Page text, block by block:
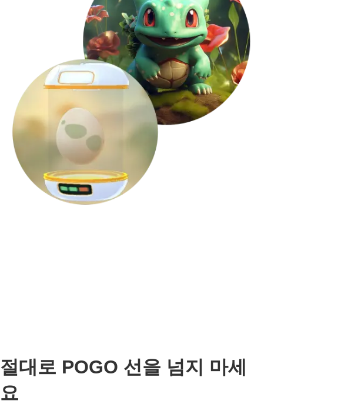
절대로 POGO 선을 넘지 마세
요